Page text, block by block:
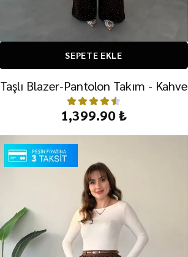
SEPETE EKLE
Taşlı Blazer-Pantolon Takım - Kahve
1,399.90 ₺